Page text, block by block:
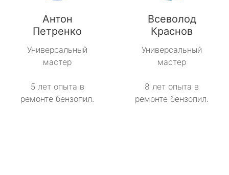
Антон
Петренко
Универсальный
мастер
5 лет опыта в
ремонте бензопил.
Всеволод
Краснов
Универсальный
мастер
8 лет опыта в
ремонте бензопил.